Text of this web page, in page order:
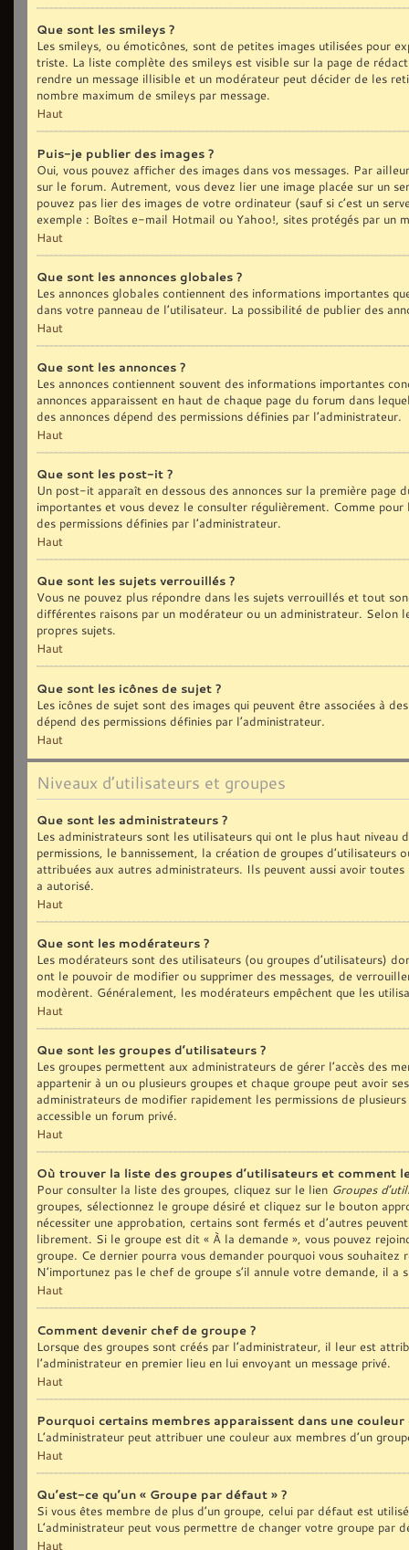
Que sont les smileys ?
Les smileys, ou émoticônes, sont de petites images utilisées pour
triste. La liste complète des smileys est visible sur la page de
rendre un message illisible et un modérateur peut décider de les
nombre maximum de smileys par message.
Haut
Puis-je publier des images ?
Oui, vous pouvez afficher des images dans vos messages. Par
sur le forum. Autrement, vous devez lier une image placée sur un
pouvez pas lier des images de votre ordinateur (sauf si c’est un
exemple : Boîtes e-mail Hotmail ou Yahoo!, sites protégés par un
Haut
Que sont les annonces globales ?
Les annonces globales contiennent des informations importantes
dans votre panneau de l’utilisateur. La possibilité de publier des
Haut
Que sont les annonces ?
Les annonces contiennent souvent des informations importantes
annonces apparaissent en haut de chaque page du forum dans
des annonces dépend des permissions définies par l’administrateur.
Haut
Que sont les post-it ?
Un post-it apparaît en dessous des annonces sur la première
importantes et vous devez le consulter régulièrement. Comme
des permissions définies par l’administrateur.
Haut
Que sont les sujets verrouillés ?
Vous ne pouvez plus répondre dans les sujets verrouillés et tout
différentes raisons par un modérateur ou un administrateur. Selon
propres sujets.
Haut
Que sont les icônes de sujet ?
Les icônes de sujet sont des images qui peuvent être associées à
dépend des permissions définies par l’administrateur.
Haut
Niveaux d’utilisateurs et groupes
Que sont les administrateurs ?
Les administrateurs sont les utilisateurs qui ont le plus haut
permissions, le bannissement, la création de groupes
attribuées aux autres administrateurs. Ils peuvent aussi avoir
a autorisé.
Haut
Que sont les modérateurs ?
Les modérateurs sont des utilisateurs (ou groupes d’utilisateurs)
ont le pouvoir de modifier ou supprimer des messages, de
modèrent. Généralement, les modérateurs empêchent que les
Haut
Que sont les groupes d’utilisateurs ?
Les groupes permettent aux administrateurs de gérer l’accès des
appartenir à un ou plusieurs groupes et chaque groupe peut avoir
administrateurs de modifier rapidement les permissions de
accessible un forum privé.
Haut
Où trouver la liste des groupes d’utilisateurs et comment
Pour consulter la liste des groupes, cliquez sur le lien Groupes
groupes, sélectionnez le groupe désiré et cliquez sur le bouton
nécessiter une approbation, certains sont fermés et d’autres
librement. Si le groupe est dit « À la demande », vous pouvez
groupe. Ce dernier pourra vous demander pourquoi vous
N’importunez pas le chef de groupe s’il annule votre demande, il a
Haut
Comment devenir chef de groupe ?
Lorsque des groupes sont créés par l’administrateur, il leur est
l’administrateur en premier lieu en lui envoyant un message privé.
Haut
Pourquoi certains membres apparaissent dans une
L’administrateur peut attribuer une couleur aux membres d’un
Haut
Qu’est-ce qu’un « Groupe par défaut » ?
Si vous êtes membre de plus d’un groupe, celui par défaut est
L’administrateur peut vous permettre de changer votre groupe par
Haut